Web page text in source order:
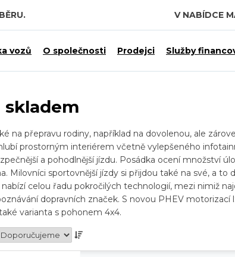
KČ. V NABÍDCE
vozů O společnosti Prodejci Služby
skladem
na přepravu rodiny, například na dovolenou, ale
prostorným interiérem včetně vylepšeného
a pohodlnější jízdu. Posádka ocení množství
Milovníci sportovnější jízdy si přijdou také na své, a
celou řadu pokročilých technologií, mezi nimiž
dopravních značek. S novou PHEV motorizací
varianta s pohonem 4x4.